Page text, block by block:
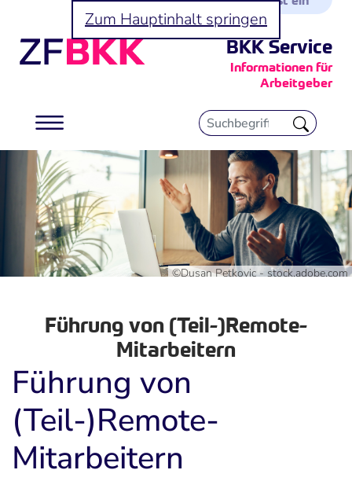
Zum Hauptinhalt springen
BKK Service
Informationen für
Arbeitgeber
©Dusan Petkovic - stock.adobe.com
Führung von (Teil-)Remote-
Mitarbeitern
Führung von
(Teil-)Remote-
Mitarbeitern